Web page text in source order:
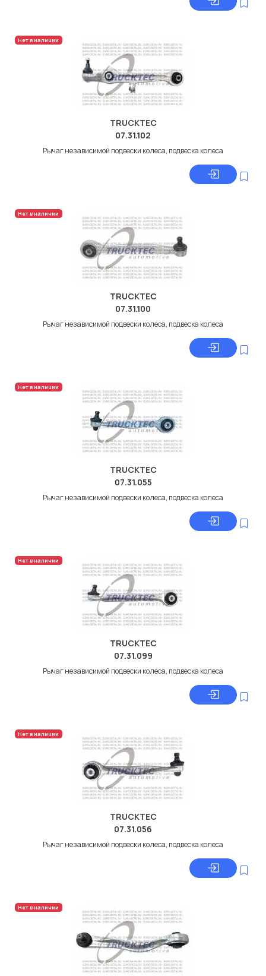
Нет в наличии
TRUCKTEC
07.31.102
Рычаг независимой подвески колеса, подвеска колеса
Нет в наличии
TRUCKTEC
07.31.100
Рычаг независимой подвески колеса, подвеска колеса
Нет в наличии
TRUCKTEC
07.31.055
Рычаг независимой подвески колеса, подвеска колеса
Нет в наличии
TRUCKTEC
07.31.099
Рычаг независимой подвески колеса, подвеска колеса
Нет в наличии
TRUCKTEC
07.31.056
Рычаг независимой подвески колеса, подвеска колеса
Нет в наличии